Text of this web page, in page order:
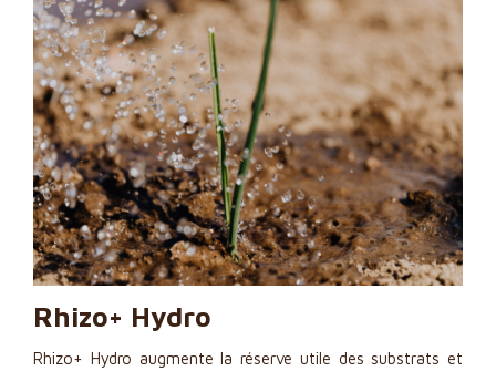
Rhizo+ Hydro
Rhizo+ Hydro augmente la réserve utile des substrats et